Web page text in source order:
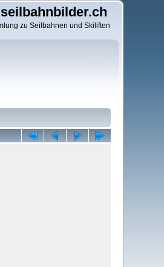
zu Seilbahnen und Skiliften